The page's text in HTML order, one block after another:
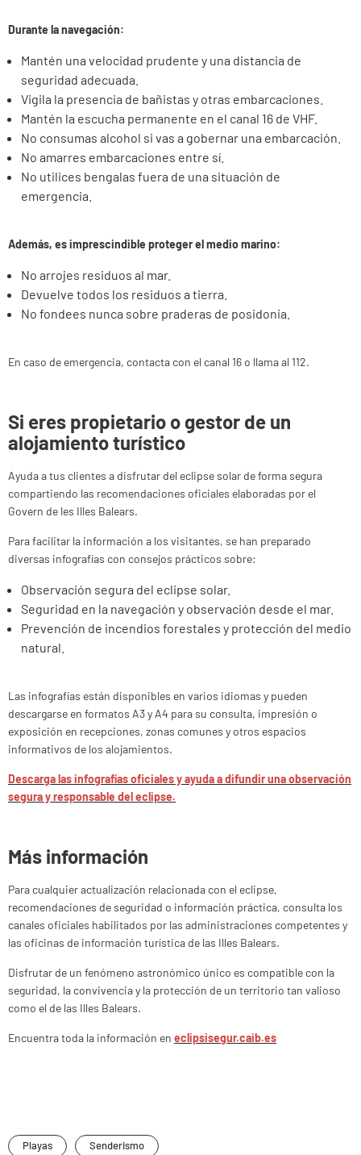
Durante la navegación:
Mantén una velocidad prudente y una distancia de
seguridad adecuada.
Vigila la presencia de bañistas y otras embarcaciones.
Mantén la escucha permanente en el canal 16 de VHF.
No consumas alcohol si vas a gobernar una embarcación.
No amarres embarcaciones entre sí.
No utilices bengalas fuera de una situación de
emergencia.
Además, es imprescindible proteger el medio marino:
No arrojes residuos al mar.
Devuelve todos los residuos a tierra.
No fondees nunca sobre praderas de posidonia.
En caso de emergencia, contacta con el canal 16 o llama al 112.
Si eres propietario o gestor de un
alojamiento turístico
Ayuda a tus clientes a disfrutar del eclipse solar de forma segura
compartiendo las recomendaciones oficiales elaboradas por el
Govern de les Illes Balears.
Para facilitar la información a los visitantes, se han preparado
diversas infografías con consejos prácticos sobre:
Observación segura del eclipse solar.
Seguridad en la navegación y observación desde el mar.
Prevención de incendios forestales y protección del medio
natural.
Las infografías están disponibles en varios idiomas y pueden
descargarse en formatos A3 y A4 para su consulta, impresión o
exposición en recepciones, zonas comunes y otros espacios
informativos de los alojamientos.
Descarga las infografías oficiales y ayuda a difundir una observación
segura y responsable del eclipse.
Más información
Para cualquier actualización relacionada con el eclipse,
recomendaciones de seguridad o información práctica, consulta los
canales oficiales habilitados por las administraciones competentes y
las oficinas de información turística de las Illes Balears.
Disfrutar de un fenómeno astronómico único es compatible con la
seguridad, la convivencia y la protección de un territorio tan valioso
como el de las Illes Balears.
Encuentra toda la información en eclipsisegur.caib.es
Playas Senderismo